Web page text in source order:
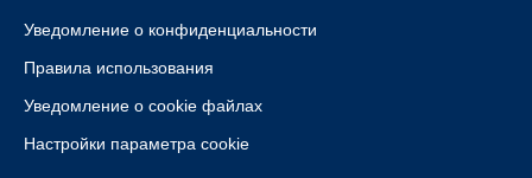
Уведомление о конфиденциальности
Правила использования
Уведомление о cookie файлах
Настройки параметра cookie